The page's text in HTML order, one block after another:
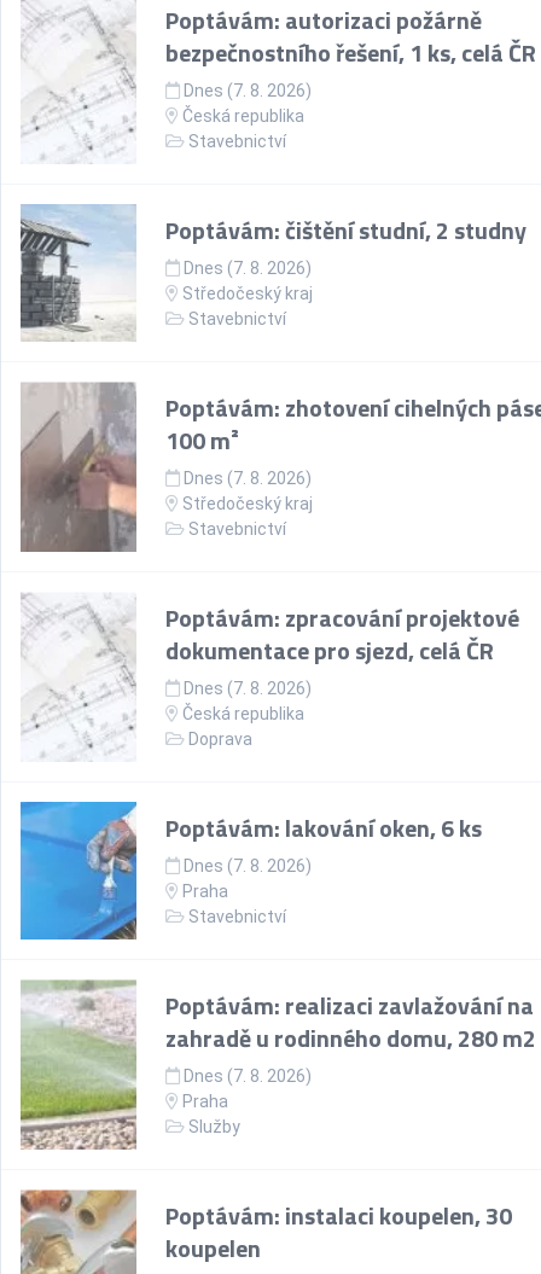
Poptávám: autorizaci požárně
bezpečnostního řešení, 1 ks, celá ČR
Dnes (7. 8. 2026)
Česká republika
Stavebnictví
Poptávám: čištění studní, 2 studny
Dnes (7. 8. 2026)
Středočeský kraj
Stavebnictví
Poptávám: zhotovení cihelných
100 m²
Dnes (7. 8. 2026)
Středočeský kraj
Stavebnictví
Poptávám: zpracování projektové
dokumentace pro sjezd, celá ČR
Dnes (7. 8. 2026)
Česká republika
Doprava
Poptávám: lakování oken, 6 ks
Dnes (7. 8. 2026)
Praha
Stavebnictví
Poptávám: realizaci zavlažování na
zahradě u rodinného domu, 280 m2
Dnes (7. 8. 2026)
Praha
Služby
Poptávám: instalaci koupelen, 30
koupelen